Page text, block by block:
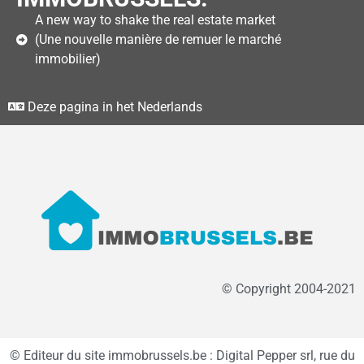
A new way to shake the real estate market
(Une nouvelle manière de remuer le marché
immobilier)
Deze pagina in het Nederlands
© Copyright 2004-2021
© Editeur du site immobrussels.be : Digital Pepper srl, rue du